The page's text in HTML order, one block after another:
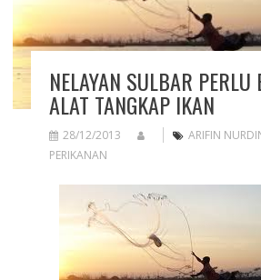
NELAYAN SULBAR PERLU
ALAT TANGKAP IKAN
28/12/2013 ARIFIN
PERIKANAN